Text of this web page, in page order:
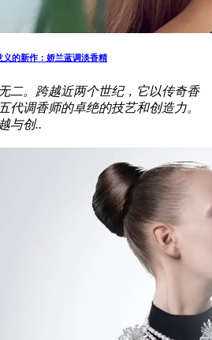
的新作：娇兰蓝调淡香精
二。跨越近两个世纪，它以传奇香
代调香师的卓绝的技艺和创造力。
与创..